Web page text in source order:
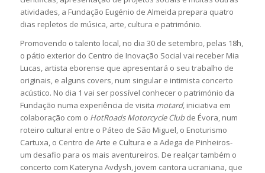
atividades, a Fundação Eugénio de Almeida prepara quatro
dias repletos de música, arte, cultura e património.
Promovendo o talento local, no dia 30 de setembro, pelas 18h,
o pátio exterior do Centro de Inovação Social vai receber Mia
Lucas, artista eborense que apresentará o seu trabalho de
originais, e alguns covers, num singular e intimista concerto
acústico. No dia 1 vai ser possível conhecer o património da
Fundação numa experiência de visita motard, iniciativa em
colaboração com o HotRoads Motorcycle Clubde Évora, num
roteiro cultural entre o Páteo de São Miguel, o Enoturismo
Cartuxa, o Centro de Arte e Cultura e a Adega de Pinheiros-
um desafio para os mais aventureiros. De realçar também o
concerto com Kateryna Avdysh, jovem cantora ucraniana, que